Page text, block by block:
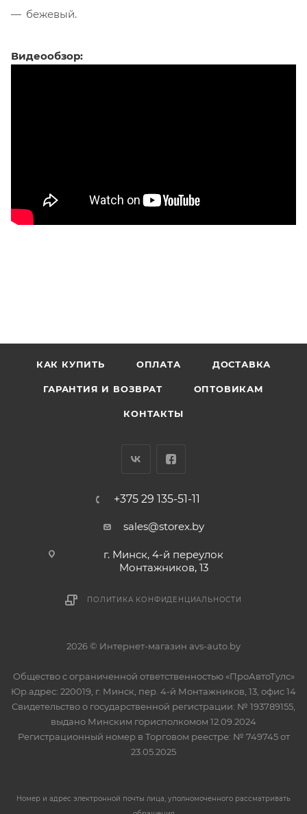
бежевый.
Видеообзор:
КАК КУПИТЬ ОПЛАТА ДОСТАВКА
ГАРАНТИЯ И ВОЗВРАТ ОПТОВИКАМ
КОНТАКТЫ
+375 29 135-51-11
sales@storex.by
г. Минск, 4-й переулок
Монтажников, 13
ПОЛИТИКА КОНФИДЕНЦИАЛЬНОСТИ
2026 © Интернет-магазин avs-auto.by
Общество с ограниченной ответственностью «ПроАвтоТулс»
Юр.адрес: 220019, г. Минск, пер. 4-й Монтажников, 13, офис 14
Свидетельство о государственной регистрации: № 193789155,
выдано Минским горисполкомом 12.09.2024
Регистрационный номер в Торговом реестре: № 749745 от
23.05.2025
Номер и адрес электронной почты лица, уполномоченного рассматривать